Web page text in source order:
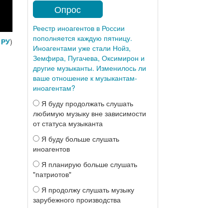
)
Опрос
Реестр иноагентов в России
пополняется каждую пятницу.
Иноагентами уже стали Нойз,
Земфира, Пугачева, Оксимирон и
другие музыканты. Изменилось ли
ваше отношение к музыкантам-
иноагентам?
Я буду продолжать слушать
любимую музыку вне зависимости
от статуса музыканта
Я буду больше слушать
иноагентов
Я планирую больше слушать
"патриотов"
Я продолжу слушать музыку
зарубежного производства